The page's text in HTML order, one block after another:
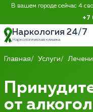
В вашем городе сейчас 4
+7
Наркология 24/7
Наркологическая клиника
Главная Услуги
от